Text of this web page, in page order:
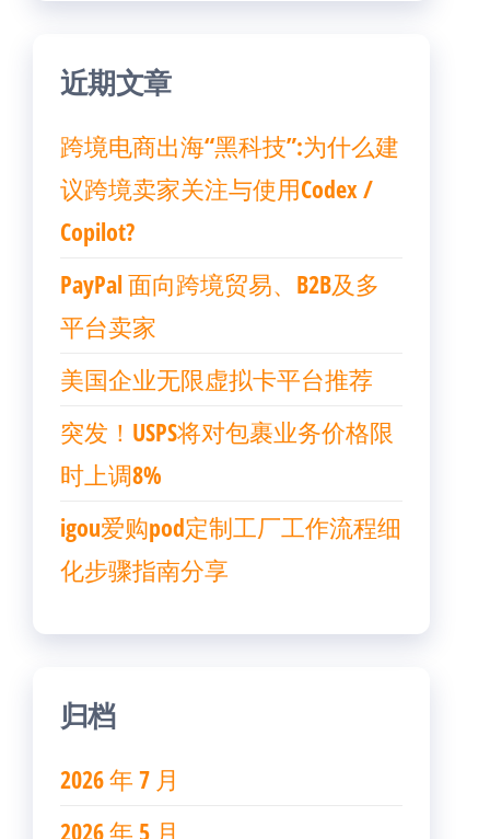
近期文章
跨境电商出海“黑科技”:为什么建
议跨境卖家关注与使用Codex /
Copilot?
PayPal 面向跨境贸易、B2B及多
平台卖家
美国企业无限虚拟卡平台推荐
突发！USPS将对包裹业务价格限
时上调8%
igou爱购pod定制工厂工作流程细
化步骤指南分享
归档
2026 年 7 月
2026 年 5 月